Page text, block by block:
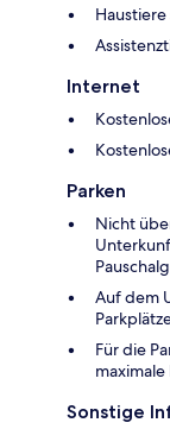
Internet
Parken
Nicht
Auf dem
Für die
Sonstige